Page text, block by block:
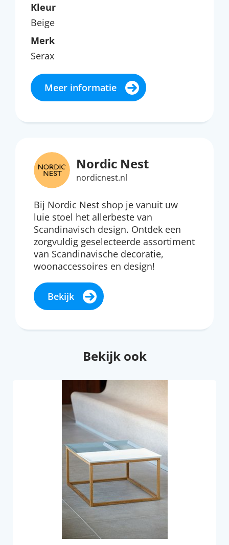
Kleur
Beige
Merk
Serax
Meer informatie
Nordic Nest
nordicnest.nl
Bij Nordic Nest shop je vanuit uw
luie stoel het allerbeste van
Scandinavisch design. Ontdek een
zorgvuldig geselecteerde assortiment
van Scandinavische decoratie,
woonaccessoires en design!
Bekijk
Bekijk ook